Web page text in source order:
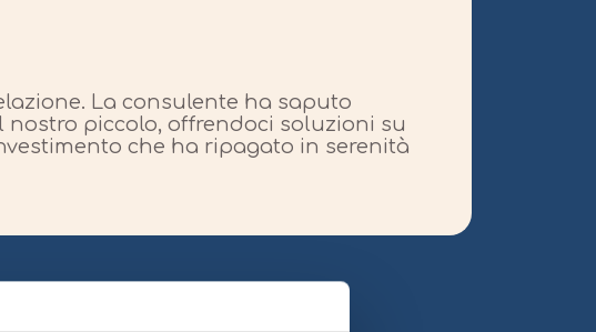
La consulente ha saputo
piccolo, offrendoci soluzioni su
che ha ripagato in serenità